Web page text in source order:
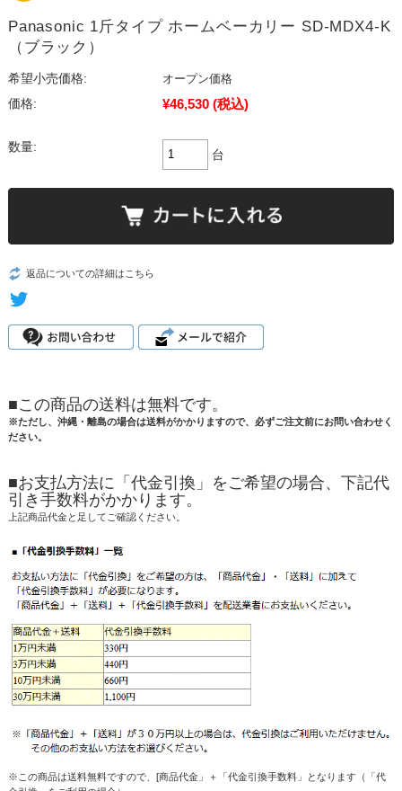
Panasonic 1斤タイプ ホームベーカリー SD-MDX4-K
（ブラック）
希望小売価格:
オープン価格
価格:
¥46,530 (税込)
数量:
台
返品についての詳細はこちら
■この商品の送料は無料です。
※ただし、沖縄・離島の場合は送料がかかりますので、必ずご注文前にお問い合わせく
ださい。
■お支払方法に「代金引換」をご希望の場合、下記代
引き手数料がかかります。
上記商品代金と足してご確認ください。
※この商品は送料無料ですので、[商品代金」＋「代金引換手数料」となります（「代